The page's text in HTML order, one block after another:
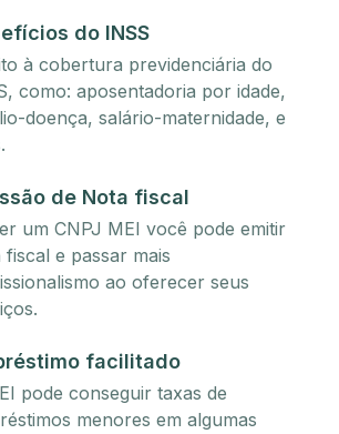
do INSS
à cobertura previdenciária do
como: aposentadoria por idade,
doença, salário-maternidade, e
de Nota fiscal
um CNPJ MEI você pode emitir
fiscal e passar mais
ao oferecer seus
facilitado
pode conseguir taxas de
menores em algumas